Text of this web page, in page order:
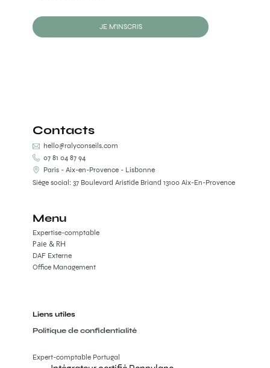
JE M'INSCRIS
Contacts
hello@ralyconseils.com
07 81 04 87 94
Paris - Aix-en-Provence - Lisbonne
Siège social: 37 Boulevard Aristide Briand 13100 Aix-En-Provence
Menu
Expertise-comptable
DAF Externe
Office Management
Paie & RH
Liens utiles
Politique de confidentialité
Expert-comptable Portugal